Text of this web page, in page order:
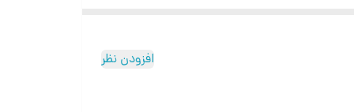
افزودن نظر